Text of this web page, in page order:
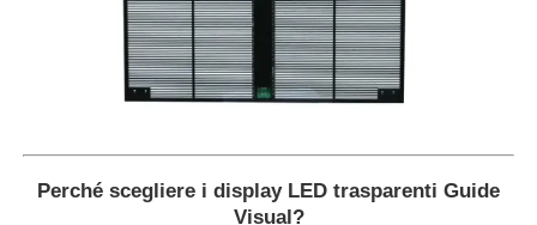
Schermo LED SMD
Cartellone led da esterno
Perché scegliere i display LED trasparenti Guide
Visual?